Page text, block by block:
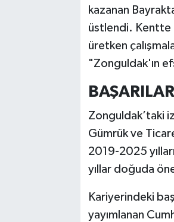
kazanan
üstlendi. Kentte
üretken
"Zonguldak'ın
Zonguldak’taki
Gümrük ve
2019-2025
yıllar doğuda
Kariyerindeki
yayımlanan